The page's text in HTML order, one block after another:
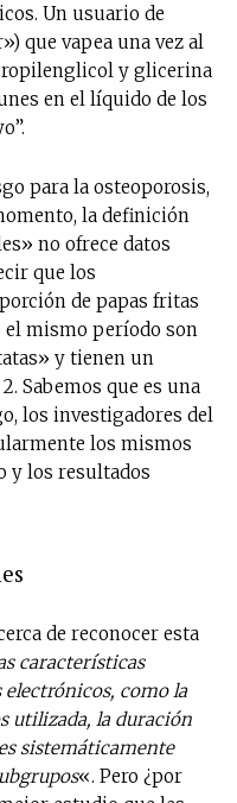
Un usuario de
que vapea una vez al
y glicerina
en el líquido de los
para la osteoporosis,
la definición
no ofrece datos
que los
de papas fritas
el mismo período son
y tienen un
Sabemos que es una
los investigadores del
los mismos
y los resultados
de reconocer esta
características
como la
utilizada, la duración
sistemáticamente
«. Pero ¿por